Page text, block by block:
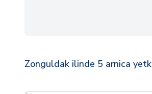
Zonguldak ilinde 5 arnica